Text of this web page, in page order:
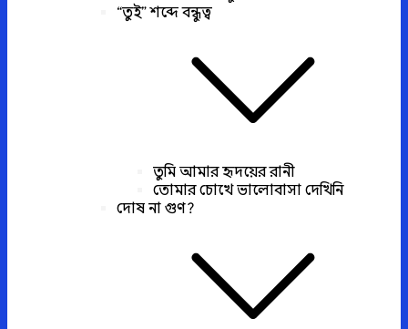
“তুই” শব্দে বন্ধুত্ব
তুমি আমার হৃদয়ের রানী
তোমার চোখে ভালোবাসা দেখিনি
দোষ না গুণ?